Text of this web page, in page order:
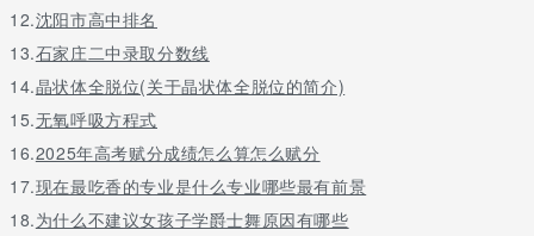
经济统计学
工商管理类
608
管理科学与工程类 606 理科
一批
应用统计学
608 理科
一批
国际经济与贸易
商务英语
604 理科
一批
法学
602 理科
一批
管理科学与工程类 600 理科
一批
12.沈阳市高中排名
13.石家庄二中录取分数线
14.晶状体全脱位(关于晶状体全脱位的简介)
15.无氧呼吸方程式
16.2025年高考赋分成绩怎么算怎么赋分
17.现在最吃香的专业是什么专业哪些最有前景
18.为什么不建议女孩子学爵士舞原因有哪些